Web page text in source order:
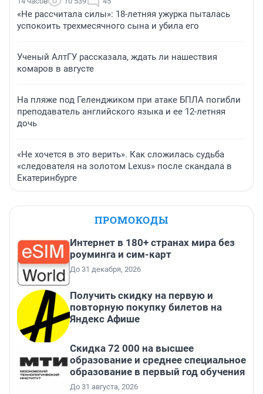
«Не рассчитала силы»: 18-летняя ужурка пыталась
успокоить трехмесячного сына и убила его
Ученый АлтГУ рассказала, ждать ли нашествия
комаров в августе
На пляже под Геленджиком при атаке БПЛА погибли
преподаватель английского языка и ее 12-летняя
дочь
«Не хочется в это верить». Как сложилась судьба
«следователя на золотом Lexus» после скандала в
Екатеринбурге
ПРОМОКОДЫ
Интернет в 180+ странах мира без
роуминга и сим-карт
До 31 декабря, 2026
Получить скидку на первую и
повторную покупку билетов на
Яндекс Афише
Скидка 72 000 на высшее
образование и среднее специальное
образование в первый год обучения
До 31 августа, 2026